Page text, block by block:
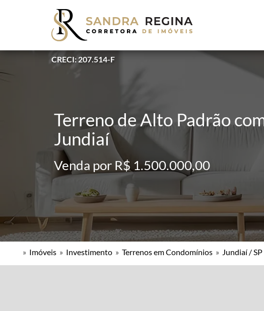
CRECI: 207.514-F
Terreno de Alto Padrão
Jundiaí
Venda por R$ 1.500.000,00
» Imóveis » Investimento » Terrenos em Condomínios » Jundiaí / SP